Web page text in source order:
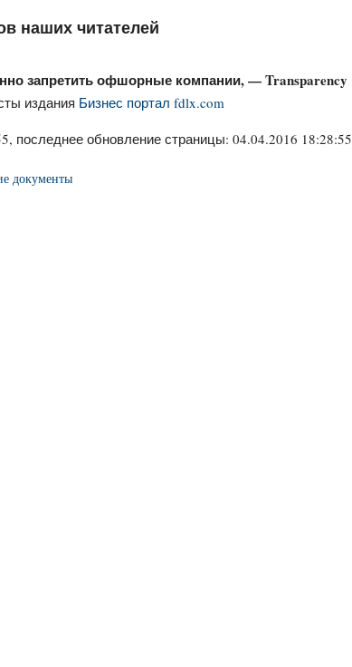
наших читателей
запретить офшорные компании, — Transparency
издания Бизнес портал fdlx.com
, последнее обновление страницы: 04.04.2016 18:28:55
документы